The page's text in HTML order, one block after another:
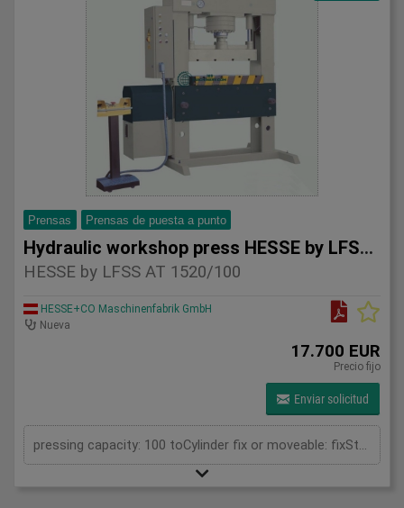
Prensas Prensas de puesta a punto
Hydraulic workshop press HESSE by LFSS AT 1520/100
HESSE by LFSS AT 1520/100
HESSE+CO Maschinenfabrik GmbH
Nueva
17.700 EUR
Precio fijo
Enviar solicitud
pressing capacity: 100 toCylinder fix or moveable: fixStroke: 300 mmDaylight: 680 mmDistance between columns: 1520 mmRapid speed: 8 mm/sWorking speed: 5 mm/sRetraction speed: 10 mm/sTable: 500x1520 mmHole in table: 100 mmHole distance: 190 mmLength: 2630 mmWidth: 1000 mmHeight: 2350 mmWeight: 2500 kg